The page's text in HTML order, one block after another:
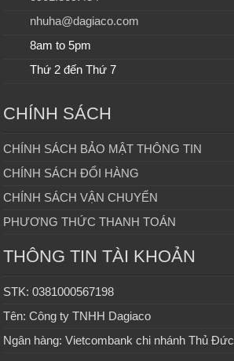
nhuha@dagiaco.com
8am to 5pm
Thứ 2 đến Thứ 7
CHÍNH SÁCH
CHÍNH SÁCH BẢO MẬT THÔNG TIN
CHÍNH SÁCH ĐỔI HÀNG
CHÍNH SÁCH VẬN CHUYỂN
PHƯƠNG THỨC THANH TOÁN
THÔNG TIN TÀI KHOẢN
STK: 0381000567198
Tên: Công ty TNHH Dagiaco
Ngân hàng: Vietcombank chi nhánh Thủ Đức